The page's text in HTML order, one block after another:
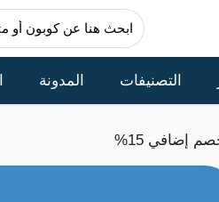
التصنيفات المدونة